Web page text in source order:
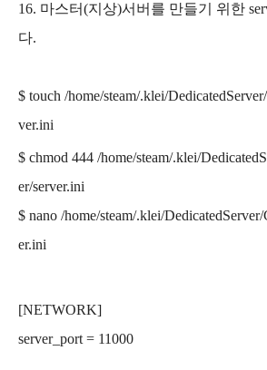
16. 마스터(지상)서버를 만들기 위한
다.
$ touch /home/steam/.klei/DedicatedServer/
ver.ini
$ chmod 444 /home/steam/.klei/
er/server.ini
$ nano /home/steam/.klei/DedicatedServer/
er.ini
[NETWORK]
server_port = 11000